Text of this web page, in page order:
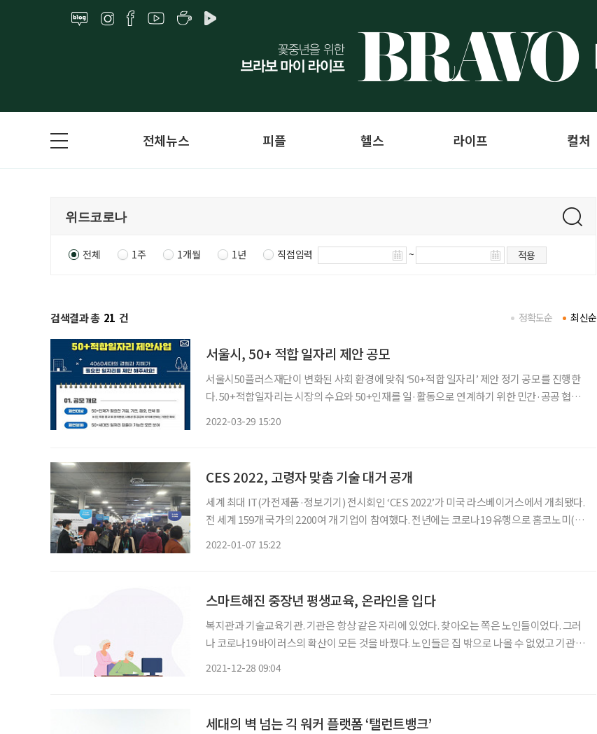
전체뉴스 피플 헬스 라이프 컬처
전체 1주 1개월 1년 직접입력 ~ 적용
검색결과 총 21 건 최신순
정확도순
서울시, 50+ 적합 일자리 제안 공모
서울시50플러스재단이 변화된 사회 환경에 맞춰 ‘50+적합 일자리’ 제안 정기 공모를 진행한
다. 50+적합일자리는 시장의 수요와 50+인재를 일·활동으로 연계하기 위한 민간·공공 협력
2022-03-29 15:20
CES 2022, 고령자 맞춤 기술 대거 공개
세계 최대 IT(가전제품·정보기기) 전시회인 ‘CES 2022’가 미국 라스베이거스에서 개최됐다.
전 세계 159개 국가의 2200여 개 기업이 참여했다. 전년에는 코로나19 유행으로 홈코노미(홈
2022-01-07 15:22
스마트해진 중장년 평생교육, 온라인을 입다
복지관과 기술교육기관. 기관은 항상 같은 자리에 있었다. 찾아오는 쪽은 노인들이었다. 그러
나 코로나19 바이러스의 확산이 모든 것을 바꿨다. 노인들은 집 밖으로 나올 수 없었고 기관은
2021-12-28 09:04
세대의 벽 넘는 긱 워커 플랫폼 ‘탤런트뱅크’